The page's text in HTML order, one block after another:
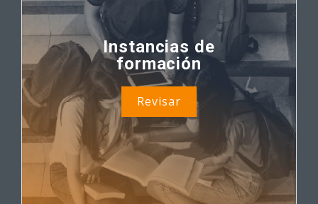
Instancias de
formación
Revisar